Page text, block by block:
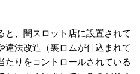
と、闇スロット店に設置されて
違法改造（裏ロムが仕込まれて
たりをコントロールされている